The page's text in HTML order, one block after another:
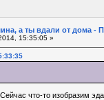
а ты вдали от дома
15:35:05 »
что-то изобразим